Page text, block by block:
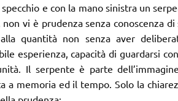
e con la mano sinistra un
non vi è prudenza senza conoscenza
quantità non senza aver
esperienza, capacità di guardarsi
Il serpente è parte
a memoria ed il tempo. Solo la